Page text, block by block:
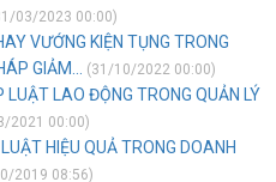
03/2023 00:00)
VƯỚNG KIỆN TỤNG TRONG
GIẢM...
(31/10/2022 00:00)
LUẬT LAO ĐỘNG TRONG QUẢN LÝ
2021 00:00)
HIỆU QUẢ TRONG DOANH
2019 08:56)